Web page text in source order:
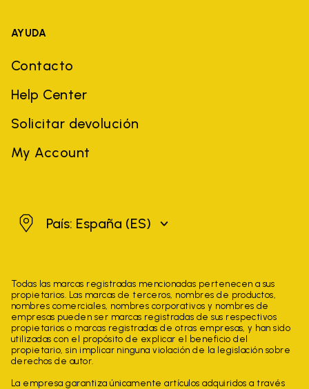
AYUDA
Contacto
Help Center
Solicitar devolución
My Account
EspañaPaís: España (ES)
Todas las marcas registradas mencionadas pertenecen a sus
propietarios. Las marcas de terceros, nombres de productos,
nombres comerciales, nombres corporativos y nombres de
empresas pueden ser marcas registradas de sus respectivos
propietarios o marcas registradas de otras empresas, y han sido
utilizadas con el propósito de explicar el beneficio del
propietario, sin implicar ninguna violación de la legislación sobre
derechos de autor.
La empresa garantiza únicamente artículos adquiridos a través